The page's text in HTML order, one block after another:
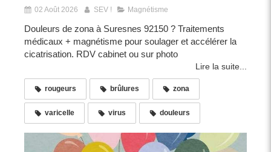
02 Août 2026 SEV ! Magnétisme
Douleurs de zona à Suresnes 92150 ? Traitements
médicaux + magnétisme pour soulager et accélérer la
cicatrisation. RDV cabinet ou sur photo
Lire la suite...
rougeurs brûlures zona
varicelle virus douleurs